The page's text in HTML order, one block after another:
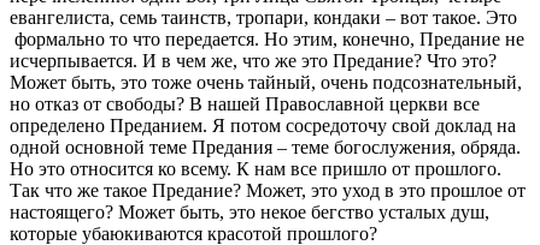
евангелиста, семь таинств, тропари, кондаки – вот такое. Это
формально то что передается. Но этим, конечно, Предание не
исчерпывается. И в чем же, что же это Предание? Что это?
Может быть, это тоже очень тайный, очень подсознательный,
но отказ от свободы? В нашей Православной церкви все
определено Преданием. Я потом сосредоточу свой доклад на
одной основной теме Предания – теме богослужения, обряда.
Но это относится ко всему. К нам все пришло от прошлого.
Так что же такое Предание? Может, это уход в это прошлое от
настоящего? Может быть, это некое бегство усталых душ,
которые убаюкиваются красотой прошлого?